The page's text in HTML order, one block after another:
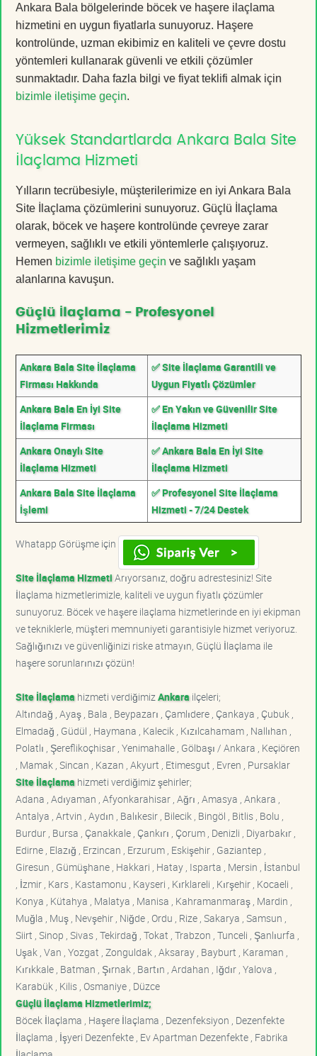
Ankara Bala bölgelerinde böcek ve haşere ilaçlama
hizmetini en uygun fiyatlarla sunuyoruz. Haşere
kontrolünde, uzman ekibimiz en kaliteli ve çevre dostu
yöntemleri kullanarak güvenli ve etkili çözümler
sunmaktadır. Daha fazla bilgi ve fiyat teklifi almak için
bizimle iletişime geçin.
Yüksek Standartlarda Ankara Bala Site
İlaçlama Hizmeti
Yılların tecrübesiyle, müşterilerimize en iyi Ankara Bala
Site İlaçlama çözümlerini sunuyoruz. Güçlü İlaçlama
olarak, böcek ve haşere kontrolünde çevreye zarar
vermeyen, sağlıklı ve etkili yöntemlerle çalışıyoruz.
Hemen bizimle iletişime geçin ve sağlıklı yaşam
alanlarına kavuşun.
Güçlü İlaçlama - Profesyonel
Hizmetlerimiz
Ankara Bala Site İlaçlama
Firması Hakkında
✅ Site İlaçlama Garantili ve
Uygun Fiyatlı Çözümler
Ankara Bala En İyi Site
İlaçlama Firması
✅ En Yakın ve Güvenilir Site
İlaçlama Hizmeti
Ankara Onaylı Site
İlaçlama Hizmeti
✅ Ankara Bala En İyi Site
İlaçlama Hizmeti
Ankara Bala Site İlaçlama
İşlemi
✅ Profesyonel Site İlaçlama
Hizmeti - 7/24 Destek
Whatapp Görüşme için
Site İlaçlama HizmetiArıyorsanız, doğru adrestesiniz! Site
İlaçlama hizmetlerimizle, kaliteli ve uygun fiyatlı çözümler
sunuyoruz. Böcek ve haşere ilaçlama hizmetlerinde en iyi ekipman
ve tekniklerle, müşteri memnuniyeti garantisiyle hizmet veriyoruz.
Sağlığınızı ve güvenliğinizi riske atmayın, Güçlü İlaçlama ile
haşere sorunlarınızı çözün!
Site İlaçlama hizmeti verdiğimiz Ankara ilçeleri;
Altındağ , Ayaş , Bala , Beypazarı , Çamlıdere , Çankaya , Çubuk ,
Elmadağ , Güdül , Haymana , Kalecik , Kızılcahamam , Nallıhan ,
Polatlı , Şereflikoçhisar , Yenimahalle , Gölbaşı / Ankara , Keçiören
, Mamak , Sincan , Kazan , Akyurt , Etimesgut , Evren , Pursaklar
Site İlaçlama hizmeti verdiğimiz şehirler;
Adana , Adıyaman , Afyonkarahisar , Ağrı , Amasya , Ankara ,
Antalya , Artvin , Aydın , Balıkesir , Bilecik , Bingöl , Bitlis , Bolu ,
Burdur , Bursa , Çanakkale , Çankırı , Çorum , Denizli , Diyarbakır ,
Edirne , Elazığ , Erzincan , Erzurum , Eskişehir , Gaziantep ,
Giresun , Gümüşhane , Hakkari , Hatay , Isparta , Mersin , İstanbul
, İzmir , Kars , Kastamonu , Kayseri , Kırklareli , Kırşehir , Kocaeli ,
Konya , Kütahya , Malatya , Manisa , Kahramanmaraş , Mardin ,
Muğla , Muş , Nevşehir , Niğde , Ordu , Rize , Sakarya , Samsun ,
Siirt , Sinop , Sivas , Tekirdağ , Tokat , Trabzon , Tunceli , Şanlıurfa ,
Uşak , Van , Yozgat , Zonguldak , Aksaray , Bayburt , Karaman ,
Kırıkkale , Batman , Şırnak , Bartın , Ardahan , Iğdır , Yalova ,
Karabük , Kilis , Osmaniye , Düzce
Güçlü İlaçlama Hizmetlerimiz;
Böcek İlaçlama , Haşere İlaçlama , Dezenfeksiyon , Dezenfekte
İlaçlama , İşyeri Dezenfekte , Ev Apartman Dezenfekte , Fabrika